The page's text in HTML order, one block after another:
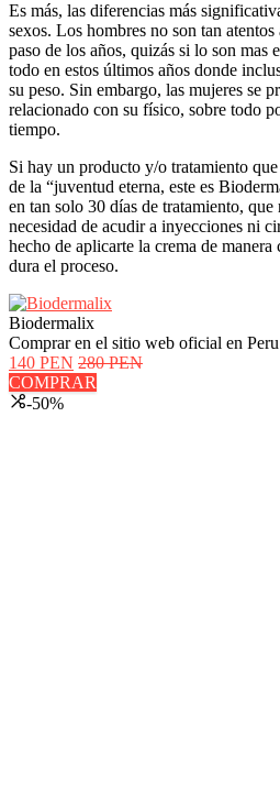
Es más, las diferencias más
sexos. Los hombres no son tan
paso de los años, quizás si lo son mas
todo en estos últimos años donde
su peso. Sin embargo, las mujeres se
relacionado con su físico, sobre todo
tiempo.
Si hay un producto y/o tratamiento
de la “juventud eterna, este es
en tan solo 30 días de tratamiento,
necesidad de acudir a inyecciones ni
hecho de aplicarte la crema de
dura el proceso.
Biodermalix
Comprar en el sitio web oficial en Peru
140 PEN 280 PEN
COMPRAR
-50%